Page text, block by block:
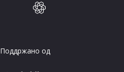
Поддржано од